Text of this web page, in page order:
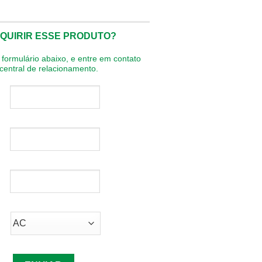
ESSE PRODUTO?
abaixo, e entre em contato
de relacionamento.